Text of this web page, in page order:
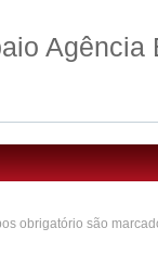
Agência
obrigatório são